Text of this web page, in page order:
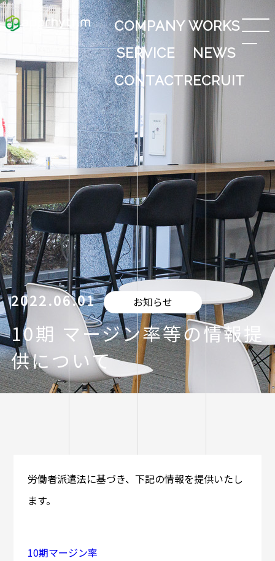
COMPANYWORKS
SERVICE
NEWS
CONTACTRECRUIT
2022.06.01 お知らせ
10期 マージン率等の情報提
供について
労働者派遣法に基づき、下記の情報を提供いたし
ます。
10期マージン率